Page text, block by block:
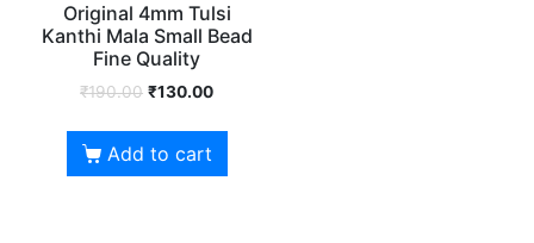
Original 4mm Tulsi
Kanthi Mala Small Bead
Fine Quality
₹190.00 ₹130.00
Add to cart